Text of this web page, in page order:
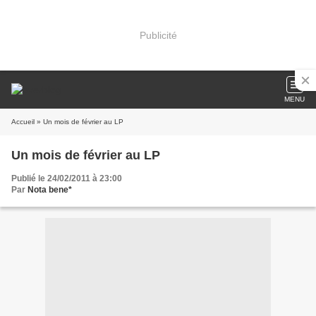
Publicité
MENU
Accueil » Un mois de février au LP
Un mois de février au LP
Publié le 24/02/2011 à 23:00
Par Nota bene*